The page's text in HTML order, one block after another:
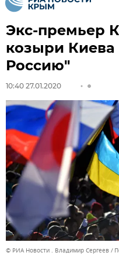
Экс-премьер
козыри Киева
Россию"
10:40 27.01.2020
© РИА Новости . Владимир Сергеев